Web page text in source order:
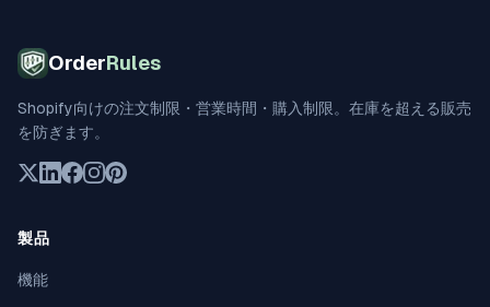
OrderRules
Shopify向けの注文制限・営業時間・購入制限。在庫を超える販売
を防ぎます。
製品
機能